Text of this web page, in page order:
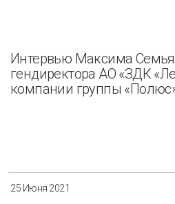
Интервью Максима
гендиректора АО «ЗДК
компании группы
25 Июня 2021